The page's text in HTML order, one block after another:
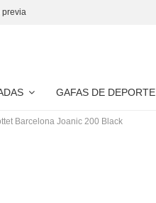
previa
GAFAS DE DEPORTE
Barcelona Joanic 200 Black